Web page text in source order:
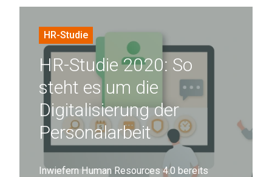
Studie
2020:
steht
Digitalisierung
HR-Studie
HR-Studie 2020: So
steht es um die
Digitalisierung der
Personalarbeit
Inwiefern Human Resources 4.0 bereits